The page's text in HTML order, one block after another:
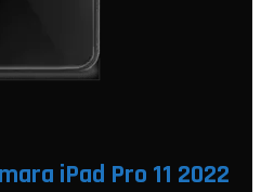
iPad Pro 11 2022